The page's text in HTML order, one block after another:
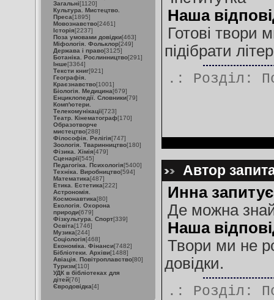
Загальні[1120]
Культура. Мистецтво.
Преса[1895]
Мовознавство[2461]
Історія[2237]
Поза умовами довідки[463]
Міфологія. Фольклор[249]
Держава і право[3125]
Ботаніка. Рослинництво[291]
Інше[3364]
Тексти книг[921]
Географія.
Краєзнавство[1001]
Біологія. Медицина[679]
Енциклопедії. Словники[79]
Комп'ютери.
Телекомунікації[723]
Театр. Кінематограф[170]
Образотворче
мистецтво[288]
Філософія. Релігія[747]
Зоологія. Тваринництво[180]
Фізика. Хімія[479]
Сценарії[545]
Педагогіка. Психологія[5400]
Техніка. Виробництво[594]
Математика[487]
Етика. Естетика[222]
Астрономія.
Космонавтика[80]
Екологія. Охорона
природи[679]
Фізкультура. Спорт[339]
Освіта[1746]
Музика[244]
Соціологія[468]
Економіка. Фінанси[7482]
Бібліотеки. Архіви[1488]
Авіація. Повітроплавство[80]
Туризм[110]
УДК в бібліотеках для
дітей[76]
Євродовідка[4]
Наша
Готові
підібрати
.: Розділ:
Автор
Инна
Де можна
Наша
Твори ми не
довідки.
.: Розділ: